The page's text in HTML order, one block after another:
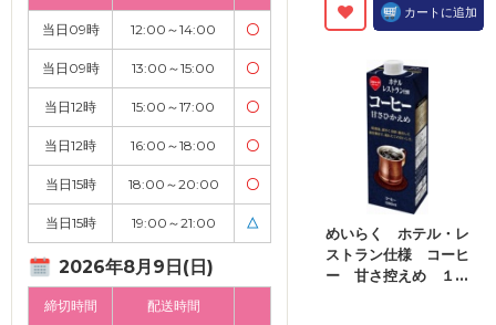
当日09時 12:00～14:00 〇
当日09時 13:00～15:00 〇
当日12時 15:00～17:00 〇
当日12時 16:00～18:00 〇
当日15時 18:00～20:00 〇
当日15時 19:00～21:00 △
2026年8月9日(日)
締切時間 配送時間
カートに追加
めいらく ホテル・レ
ストラン仕様 コーヒ
ー 甘さ控えめ １...